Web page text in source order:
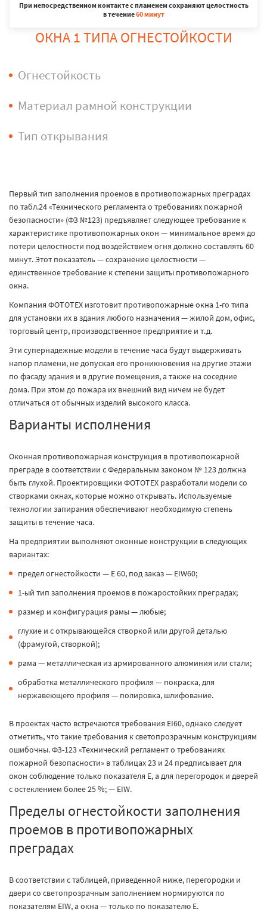
При непосредственном контакте с пламенем сохраняют целостность
в течение60 минут
ОКНА 1 ТИПА ОГНЕСТОЙКОСТИ
Огнестойкость
Материал рамной конструкции
Тип открывания
Первый тип заполнения проемов в противопожарных преградах
по табл.24 «Технического регламента о требованиях пожарной
безопасности» (ФЗ №123) предъявляет следующее требование к
характеристике противопожарных окон — минимальное время до
потери целостности под воздействием огня должно составлять 60
минут. Этот показатель — сохранение целостности —
единственное требование к степени защиты противопожарного
окна.
Компания ФОТОТЕХ изготовит противопожарные окна 1-го типа
для установки их в здания любого назначения — жилой дом, офис,
торговый центр, производственное предприятие и т.д.
Эти супернадежные модели в течение часа будут выдерживать
напор пламени, не допуская его проникновения на другие этажи
по фасаду здания и в другие помещения, а также на соседние
дома. При этом до пожара их внешний вид ничем не будет
отличаться от обычных изделий высокого класса.
Варианты исполнения
Оконная противопожарная конструкция в противопожарной
преграде в соответствии с Федеральным законом № 123 должна
быть глухой. Проектировщики ФОТОТЕХ разработали модели со
створками окнах, которые можно открывать. Используемые
технологии запирания обеспечивают необходимую степень
защиты в течение часа.
На предприятии выполняют оконные конструкции в следующих
вариантах:
предел огнестойкости — E 60, под заказ — EIW60;
1-ый тип заполнения проемов в пожаростойких преградах;
размер и конфигурация рамы — любые;
глухие и с открывающейся створкой или другой деталью
(фрамугой, створкой);
рама — металлическая из армированного алюминия или стали;
обработка металлического профиля — покраска, для
нержавеющего профиля — полировка, шлифование.
В проектах часто встречаются требования EI60, однако следует
отметить, что такие требования к светопрозрачным конструкциям
ошибочны. ФЗ-123 «Технический регламент о требованиях
пожарной безопасности» в таблицах 23 и 24 предписывает для
окон соблюдение только показателя E, а для перегородок и дверей
с остеклением более 25 %; — EIW.
Пределы огнестойкости заполнения
проемов в противопожарных
преградах
В соответствии с таблицей, приведенной ниже, перегородки и
двери со светопрозрачным заполнением нормируются по
показателям EIW, а окна — только по показателю E.